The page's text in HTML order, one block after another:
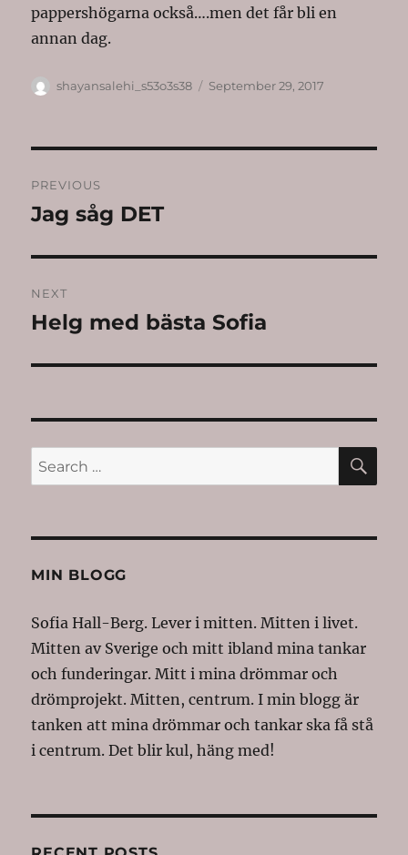
pappershögarna också….men det får bli en
annan dag.
Author
shayansalehi_s53o3s38
Posted
September 29, 2017
navigation
PREVIOUS
Previous
Jag såg DET
NEXT
Next
Helg med bästa Sofia
Search
for:
MIN BLOGG
Sofia Hall-Berg. Lever i mitten. Mitten i livet.
Mitten av Sverige och mitt ibland mina tankar
och funderingar. Mitt i mina drömmar och
drömprojekt. Mitten, centrum. I min blogg är
tanken att mina drömmar och tankar ska få stå
i centrum. Det blir kul, häng med!